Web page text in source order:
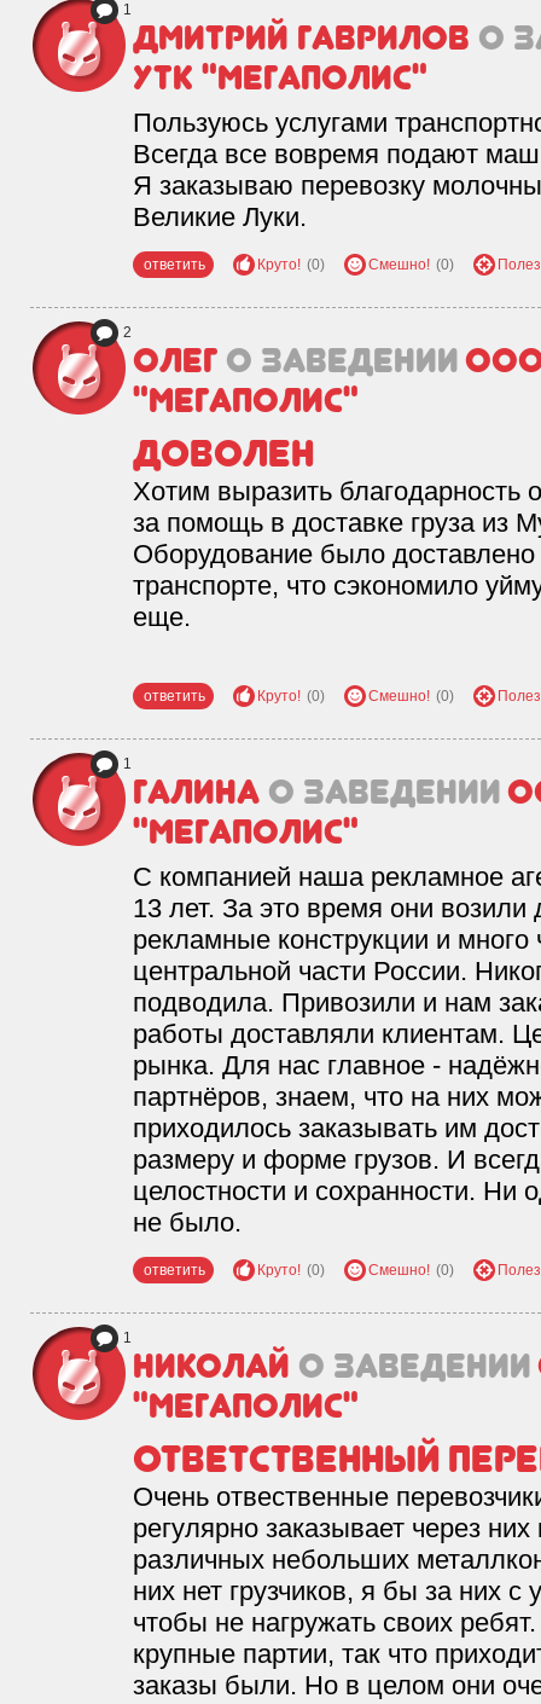
1
Дмитрий Гаврилов о
УТК "Мегаполис"
Пользуюсь услугами
Всегда все вовремя подают
Я заказываю перевозку
Великие Луки.
ответить Круто! (0) Смешно! (0)
2
Олег о заведении
"Мегаполис"
Доволен
Хотим выразить
за помощь в доставке груза из
Оборудование было
транспорте, что сэкономило
еще.
ответить Круто! (0) Смешно! (0)
1
Галина о заведении
"Мегаполис"
С компанией наша рекламное
13 лет. За это время они
рекламные конструкции и много
центральной части России.
подводила. Привозили и нам
работы доставляли клиентам.
рынка. Для нас главное -
партнёров, знаем, что на них
приходилось заказывать им
размеру и форме грузов. И
целостности и сохранности. Ни
не было.
ответить Круто! (0) Смешно! (0)
1
Николай о заведении
"Мегаполис"
Ответственный
Очень отвественные
регулярно заказывает через них
различных небольших
них нет грузчиков, я бы за них
чтобы не нагружать своих
крупные партии, так что
заказы были. Но в целом они